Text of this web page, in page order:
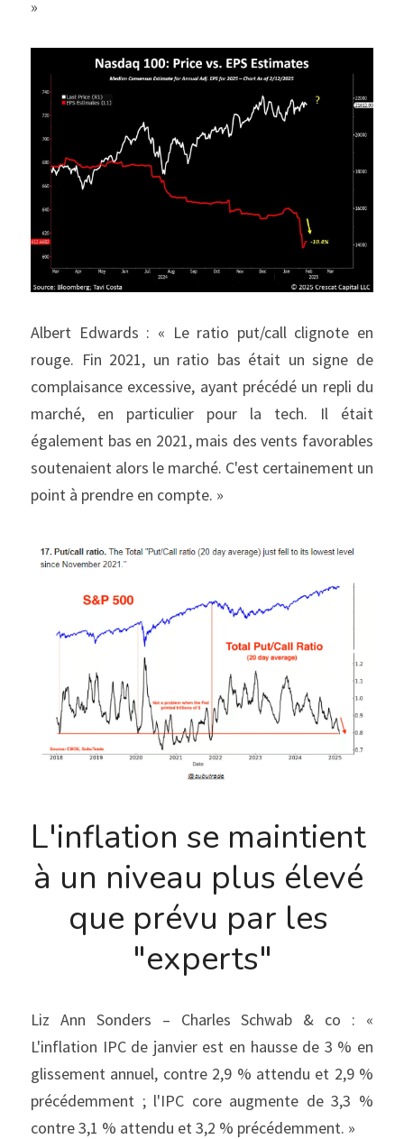
»
Albert Edwards : « Le ratio put/call clignote en
rouge. Fin 2021, un ratio bas était un signe de
complaisance excessive, ayant précédé un repli du
marché, en particulier pour la tech. Il était
également bas en 2021, mais des vents favorables
soutenaient alors le marché. C'est certainement un
point à prendre en compte. »
L'inflation se maintient
à un niveau plus élevé
que prévu par les
"experts"
Liz Ann Sonders – Charles Schwab & co : «
L'inflation IPC de janvier est en hausse de 3 % en
glissement annuel, contre 2,9 % attendu et 2,9 %
précédemment ; l'IPC core augmente de 3,3 %
contre 3,1 % attendu et 3,2 % précédemment. »